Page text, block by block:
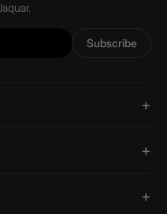
Subscribe